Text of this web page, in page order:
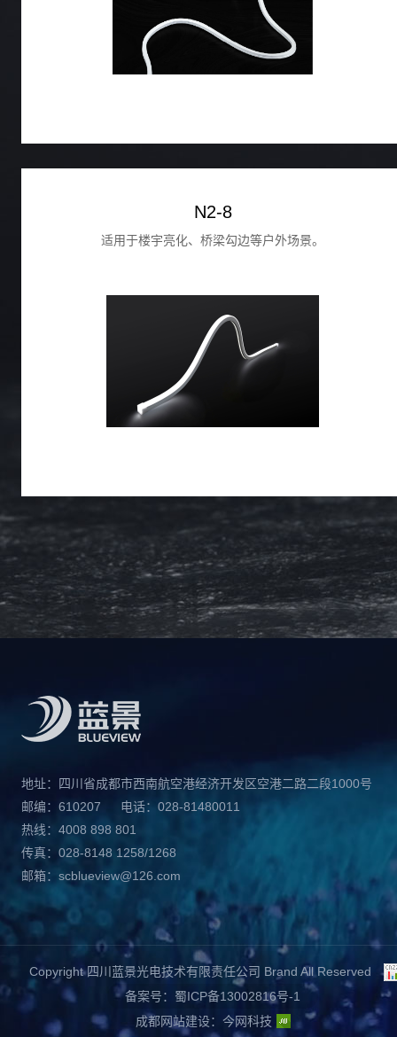
N2-8
适用于楼宇亮化、桥梁勾边等户外场景。
地址：四川省成都市西南航空港经济开发区空港二路二段1000号
邮编：610207
电话：028-81480011
热线：4008 898 801
传真：028-8148 1258/1268
邮箱：scblueview@126.com
Copyright 四川蓝景光电技术有限责任公司 Brand All Reserved
备案号：蜀ICP备13002816号-1
成都网站建设： 今网科技